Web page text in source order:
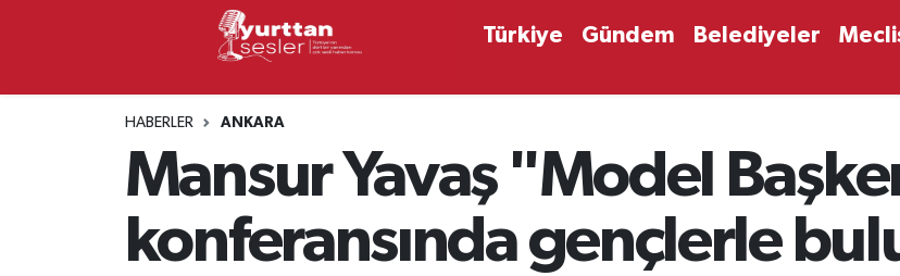
Türkiye Gündem Belediyeler
HABERLER ANKARA
Mansur Yavaş "Model
konferansında gençlerle
Süper Lig Puan Durumu ve Fikstür
Haber Arşivi